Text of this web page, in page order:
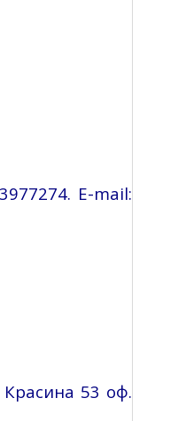
E-mail:
53 оф.